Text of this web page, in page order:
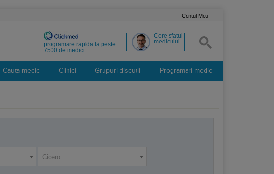
Contul Meu
Cere sfatul
medicului
programare rapida la peste
7500 de medici
Cauta medic Clinici Grupuri discutii Programari medic
Cicero